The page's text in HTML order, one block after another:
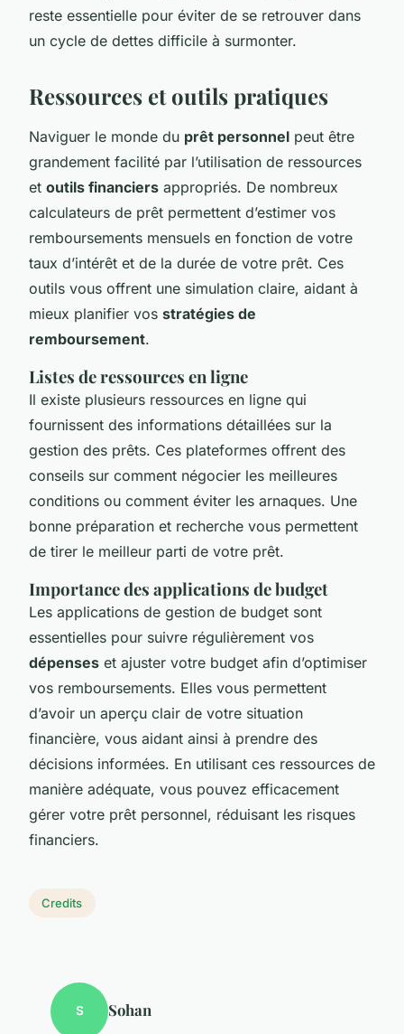
reste essentielle pour éviter de se retrouver dans
un cycle de dettes difficile à surmonter.
Ressources et outils pratiques
Naviguer le monde du prêt personnel peut être
grandement facilité par l’utilisation de ressources
et outils financiers appropriés. De nombreux
calculateurs de prêt permettent d’estimer vos
remboursements mensuels en fonction de votre
taux d’intérêt et de la durée de votre prêt. Ces
outils vous offrent une simulation claire, aidant à
mieux planifier vos stratégies de
remboursement.
Listes de ressources en ligne
Il existe plusieurs ressources en ligne qui
fournissent des informations détaillées sur la
gestion des prêts. Ces plateformes offrent des
conseils sur comment négocier les meilleures
conditions ou comment éviter les arnaques. Une
bonne préparation et recherche vous permettent
de tirer le meilleur parti de votre prêt.
Importance des applications de budget
Les applications de gestion de budget sont
essentielles pour suivre régulièrement vos
dépenses et ajuster votre budget afin d’optimiser
vos remboursements. Elles vous permettent
d’avoir un aperçu clair de votre situation
financière, vous aidant ainsi à prendre des
décisions informées. En utilisant ces ressources de
manière adéquate, vous pouvez efficacement
gérer votre prêt personnel, réduisant les risques
financiers.
Credits
S Sohan